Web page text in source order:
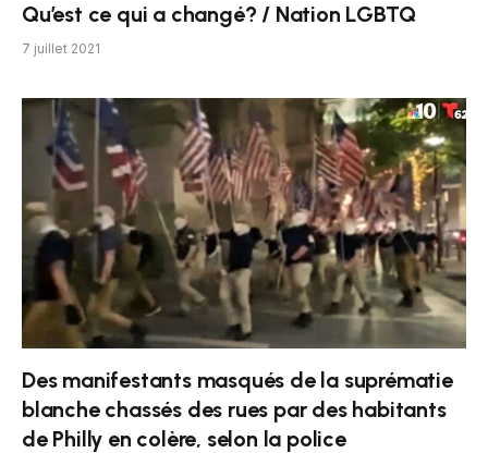
Qu’est ce qui a changé? / Nation LGBTQ
7 juillet 2021
Des manifestants masqués de la suprématie
blanche chassés des rues par des habitants
de Philly en colère, selon la police